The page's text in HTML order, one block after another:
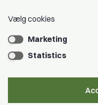
Bliv medlem
Vælg cookies
Marketing
Statistics